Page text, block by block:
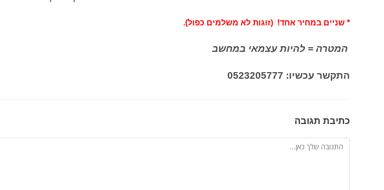
* שניים במחיר אחד! (זוגות לא משלמים כפול).
המטרה = להיות עצמאי במחשב
התקשר עכשיו: 0523205777
כתיבת תגובה